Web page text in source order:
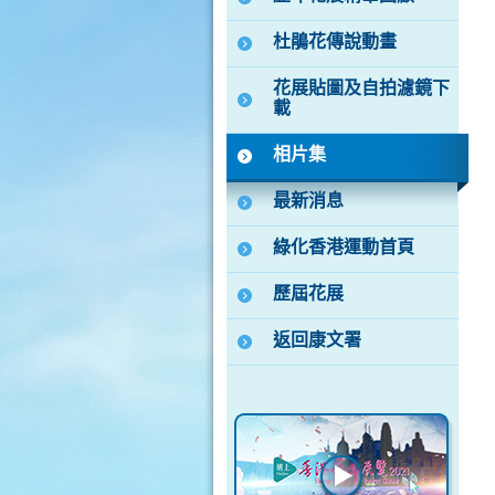
杜鵑花傳說動畫
花展貼圖及自拍濾鏡下
載
相片集
最新消息
綠化香港運動首頁
歷屆花展
返回康文署